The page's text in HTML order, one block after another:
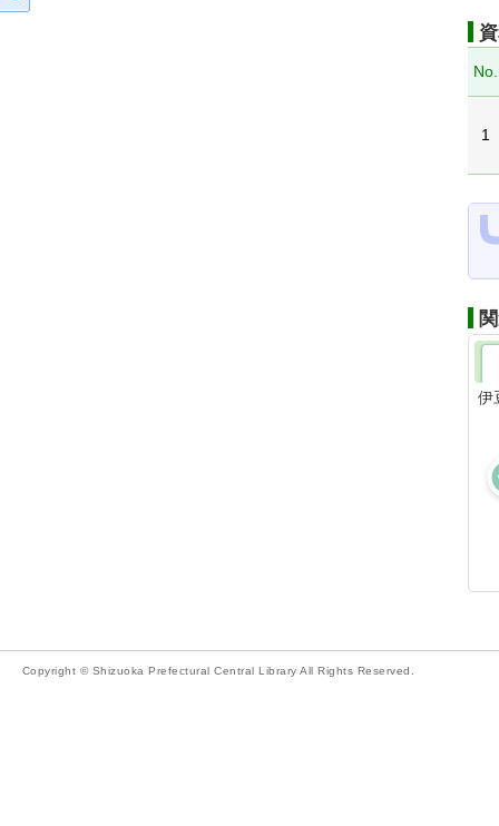
No.
1
伊
Copyright © Shizuoka Prefectural Central Library All Rights Reserved.